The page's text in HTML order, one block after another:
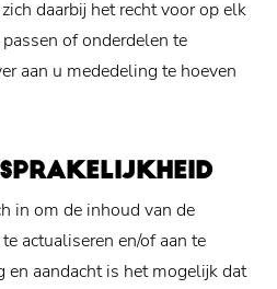
daarbij het recht voor op elk
of onderdelen te
aan u mededeling te hoeven
in om de inhoud van de
actualiseren en/of aan te
en aandacht is het mogelijk dat